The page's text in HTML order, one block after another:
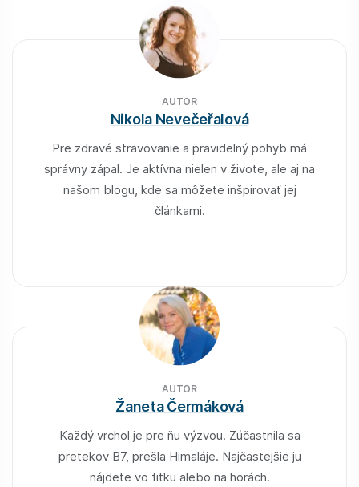
AUTOR
Nikola Nevečeřalová
Pre zdravé stravovanie a pravidelný pohyb má
správny zápal. Je aktívna nielen v živote, ale aj na
našom blogu, kde sa môžete inšpirovať jej
článkami.
AUTOR
Žaneta Čermáková
Každý vrchol je pre ňu výzvou. Zúčastnila sa
pretekov B7, prešla Himaláje. Najčastejšie ju
nájdete vo fitku alebo na horách.